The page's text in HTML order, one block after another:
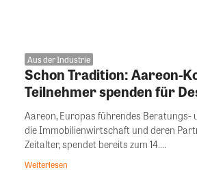
Aus der Industrie
Schon Tradition: Aareon-
Teilnehmer spenden für
Aareon, Europas führendes Beratungs-
die Immobilienwirtschaft und deren
Zeitalter, spendet bereits zum 14....
Weiterlesen